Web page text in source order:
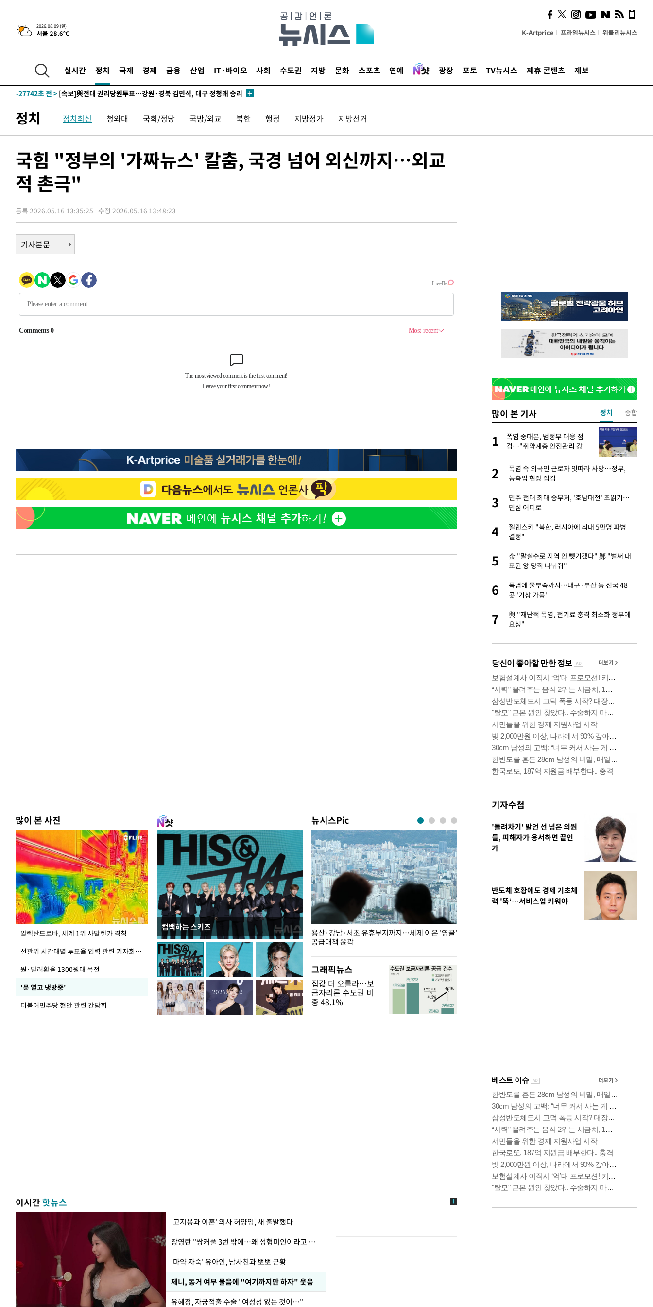
2026.08.09 (일)
서울 28.6℃ K-Artprice 프라임뉴시스 위클리뉴시스
실시간 정치 국제 경제 금융 산업 IT·바이오 사회 수도권 지방 문화 스포츠 연예 광장 포토 TV뉴시스 제휴 콘텐츠 제보
4시간 전 >‘축구의 신’ 아르헨티나 축구 선수 메시의 부친 지병 별세
-28568초 전 >
44.40%
-27902초 전 >
與 강원·TK 당원투표 합산 김민석 46.01%로 승리…정청래
44.53%
-27742초 전 > [속보]與전대 권리당원투표…강원·경북 김민석, 대구 정청래 승리
45.71%
-27451초 전 >
[속보]與 당대표 경선, 대구 권리당원 투표 정청래 47.82%·김민석
-17808초 전 >[속보]장은수, KLPGA 제주삼다수 역전 우승…데뷔 10년 차에 첫
정상
-13173초 전 >
-13100초 전 >손흥민, 68분 뛰고 2경기 침묵…LAFC, 톨루카에 1-0 승리(종합)
-11124초 전 >이강인, 오늘 서울서 AT마드리드 입단식…'전례 없는 특급대우'
42분 전 > 콜롬비아 신임 우파 대통령 취임 하루만에 차량폭탄 폭발 사건
2시간 전 >튀르키예 외무장관, "메카 3국 방위협정은 이란이 목표 아냐 " 밝혀
4시간 전 >[속보]美중부 사령관, 이스라엘 긴급방문 다중화된 전선 상황 논의
4시간 전 >美 국방부, 켄달 전 공군장관 보안허가 취소…“에어포스원 기밀정보, 언
론 누출”
4시간 전 >‘축구의 신’ 아르헨티나 축구 선수 메시의 부친 지병 별세
[속보]與전대 권리당원투표…강원·경북 김민석, 대구 정청래 승리
[속보]與 당대표 경선, 경북 권리당원 투표 김민석 47.37%·정청래
[속보]與 당대표 경선, 대구 권리당원 투표 정청래 47.82%·김민석
-13100초 전 >
손흥민, 68분 뛰고 2경기 침묵…LAFC, 톨루카에 1-0 승리(종합)
-12372초 전 >'2경기 연속 침묵' 손흥민, 톨루카전 68분만 뛰고 슈팅 0개
-11124초 전 >이강인, 오늘 서울서 AT마드리드 입단식…'전례 없는 특급대우'
33분 전 >'여긴 20도, 저긴 50도'…열화상 카메라로 본 폭염 저감시설 '온도차'
42분 전 >콜롬비아 신임 우파 대통령 취임 하루만에 차량폭탄 폭발 사건
2시간 전 >튀르키예 외무장관, "메카 3국 방위협정은 이란이 목표 아냐 " 밝혀
4시간 전 >[속보]美중부 사령관, 이스라엘 긴급방문 다중화된 전선 상황 논의
정치 정치최신 청와대 국회/정당 국방/외교 북한 행정 지방정가 지방선거
국힘 "정부의 '가짜뉴스' 칼춤, 국경 넘어 외신까지…외교
적 촌극"
등록 2026.05.16 13:35:25 수정 2026.05.16 13:48:23
기사본문
많이 본 사진
알렉산드로바, 세계 1위 사발렌카 격침
선관위 시간대별 투표율 입력 관련 기자회견하는 주진우 의원
원·달러환율 1300원대 목전
'문 열고 냉방중'
더불어민주당 현안 관련 간담회
컴백하는 스키즈
뉴시스Pic
주유소 기름값 12주째 하락, L당 1천800원대
용산·강남·서초 유휴부지까지…세제 이은 '영끌'
공급대책 윤곽
그래픽뉴스
집값 더 오를라…보
금자리론 수도권 비
중 48.1%
이시간핫뉴스
'고지용과 이혼' 의사 허양임, 새 출발했다
장영란 "쌍커풀 3번 밖에…왜 성형미인이라고 하냐"
'마약 자숙' 유아인, 남사친과 뽀뽀 근황
제니, 동거 여부 물음에 "여기까지만 하자" 웃음
유혜정, 자궁적출 수술 "여성성 잃는 것이…"
많이 본 기사
2
손떨림 건강이상설 한승연…"목디스크 심해
치료 중"
3
LAFC 손흥민, 리그스컵 톨루카전 선발 출
격…득점포 재가동 도전
4
'여긴 20도, 저긴 50도'…열화상 카메라로 본
5
이강인, 오늘 서울서 AT마드리드 입단
1
폭염 중대본, 범정부 대응 점
검…"취약계층 안전관리 강
2
폭염 속 외국인 근로자 잇따라 사망…정부,
농축업 현장 점검
3
민주 전대 최대 승부처, '호남대전' 초읽기…
민심 어디로
4
젤렌스키 "북한, 러시아에 최대 5만명 파병
결정"
5
金 "말실수로 지역 안 뺏기겠다" 鄭 "벌써 대
표된 양 당직 나눠줘"
6
폭염에 물부족까지…대구·부산 등 전국 48
곳 '기상 가뭄'
7
與 "재난적 폭염, 전기료 충격 최소화 정부에
요청"
정치 종합
기자수첩
'돌려차기' 발언 선 넘은 의원
들, 피해자가 용서하면 끝인
가
반도체 호황에도 경제 기초체
력 '뚝‘…서비스업 키워야